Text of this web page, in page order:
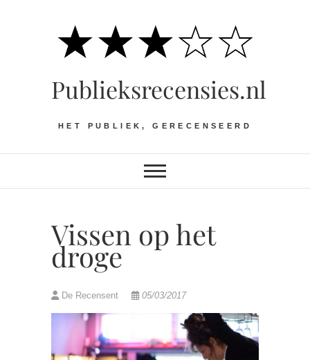
Publieksrecensies.nl
HET PUBLIEK, GERECENSEERD
Vissen op het
droge
De Recensent 05/03/2017